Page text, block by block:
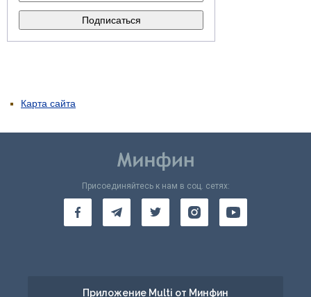
Карта сайта
Присоединяйтесь к нам в соц. сетях:
Приложение Multi от Минфин